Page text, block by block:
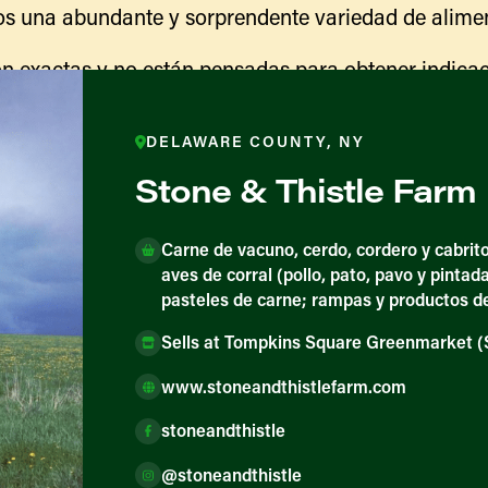
una abundante y sorprendente variedad de
exactas y no están pensadas para obtener
para obtener información sobre las
indicaciones para llegar.
y productores
DELAWARE COUNTY, NY
Stone & Thistle Farm
Carne de vacuno, cerdo, cordero y
aves de corral (pollo, pato, pavo y
pasteles de carne; rampas y productos
Sells at Tompkins Square Greenmarket
www.stoneandthistlefarm.com
stoneandthistle
@stoneandthistle